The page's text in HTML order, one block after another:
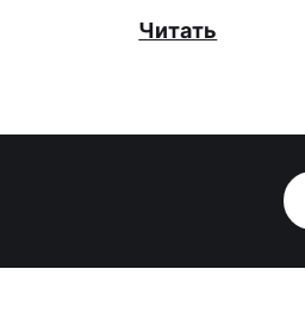
Читать